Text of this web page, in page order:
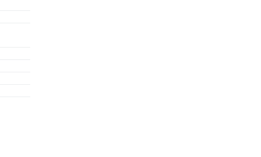
schwitzt weniger und die Zehen haben mehr Bewegungsfreiheit.
Terrain oder kühleres Wetter. Der Nachteil ist eine